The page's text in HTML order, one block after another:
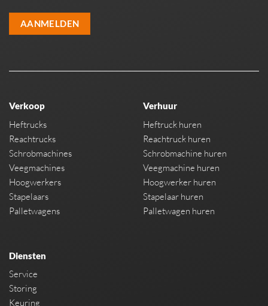
AANMELDEN
Verkoop
Heftrucks
Reachtrucks
Schrobmachines
Veegmachines
Hoogwerkers
Stapelaars
Palletwagens
Verhuur
Heftruck huren
Reachtruck huren
Schrobmachine huren
Veegmachine huren
Hoogwerker huren
Stapelaar huren
Palletwagen huren
Diensten
Service
Storing
Keuring